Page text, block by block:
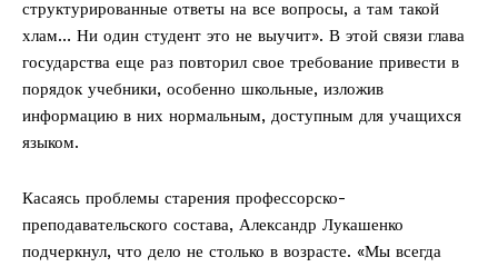
структурированные ответы на все вопросы, а там такой
хлам… Ни один студент это не выучит». В этой связи глава
государства еще раз повторил свое требование привести в
порядок учебники, особенно школьные, изложив
информацию в них нормальным, доступным для учащихся
языком.
Касаясь проблемы старения профессорско-
преподавательского состава, Александр Лукашенко
подчеркнул, что дело не столько в возрасте. «Мы всегда